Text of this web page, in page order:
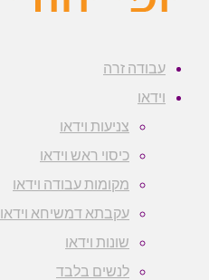
עבודה זרה
וידאו
צניעות וידאו
כיסוי ראש וידאו
מקומות עבודה וידאו
עקבתא דמשיחא וידאו
שונות וידאו
לנשים בלבד